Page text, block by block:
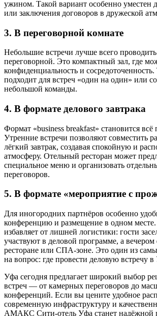
ужином. Такой вариант особенно уместен
или заключения договоров в дружеской
3. В переговорной комнате
Небольшие встречи лучше всего
переговорной. Это компактный зал, где
конфиденциальность и
подходит для встреч «один на один» или
небольшой команды.
4. В формате делового завтрака
Формат «business breakfast» становится всё
Утренние встречи позволяют совместить
лёгкий завтрак, создавая спокойную и
атмосферу. Отельный ресторан может
специальное меню и организовать
переговоров.
5. В формате «мероприятие с
Для иногородних партнёров особенно
конференцию и размещение в одном
избавляет от лишней логистики: гости
участвуют в деловой программе, а
ресторане или СПА-зоне. Это один из
на вопрос: где провести деловую встречу
Уфа сегодня предлагает широкий выбор
встреч — от камерных переговоров до
конференций. Если вы цените удобное
современную инфраструктуру и
АМАКС Сити-отель Уфа станет надёжной